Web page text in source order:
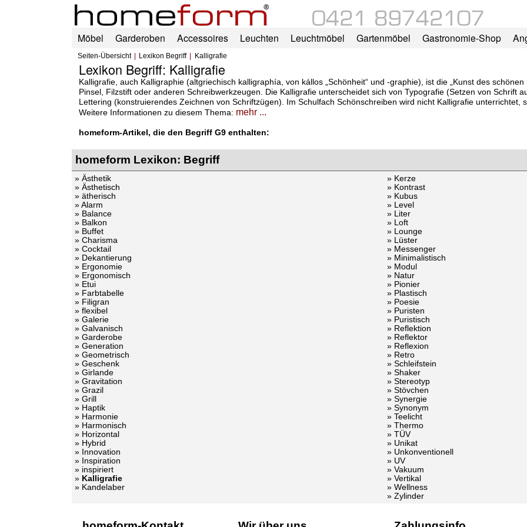
Möbel Garderoben Accessoires Leuchten Leuchtmöbel Gartenmöbel Gastronomie-Shop
Seiten-Übersicht Lexikon Begriff Kalligrafie
Lexikon Begriff: Kalligrafie
Kalligrafie, auch Kalligraphie (altgriechisch kalligraphía, von kállos „Schönheit“ und -graphie), ist die „Kunst des
Pinsel, Filzstift oder anderen Schreibwerkzeugen. Die Kalligrafie unterscheidet sich von Typografie (Setzen von Schrift
Lettering (konstruierendes Zeichnen von Schriftzügen). Im Schulfach Schönschreiben wird nicht Kalligrafie unterrichtet,
Weitere Informationen zu diesem Thema: mehr ...
homeform-Artikel, die den Begriff G9 enthalten:
homeform Lexikon: Begriff
» Ästhetik
» Ästhetisch
» ätherisch
» Alarm
» Balance
» Balkon
» Buffet
» Charisma
» Cocktail
» Dekantierung
» Ergonomie
» Ergonomisch
» Etui
» Farbtabelle
» Filigran
» flexibel
» Galerie
» Galvanisch
» Garderobe
» Generation
» Geometrisch
» Geschenk
» Girlande
» Gravitation
» Grazil
» Grill
» Haptik
» Harmonie
» Harmonisch
» Horizontal
» Hybrid
» Innovation
» Inspiration
» inspiriert
» Kalligrafie
» Kandelaber
» Kerze
» Kontrast
» Kubus
» Level
» Liter
» Loft
» Lounge
» Lüster
» Messenger
» Minimalistisch
» Modul
» Natur
» Pionier
» Plastisch
» Poesie
» Puristen
» Puristisch
» Reflektion
» Reflektor
» Reflexion
» Retro
» Schleifstein
» Shaker
» Stereotyp
» Stövchen
» Synergie
» Synonym
» Teelicht
» Thermo
» TÜV
» Unikat
» Unkonventionell
» UV
» Vakuum
» Vertikal
» Wellness
» Zylinder